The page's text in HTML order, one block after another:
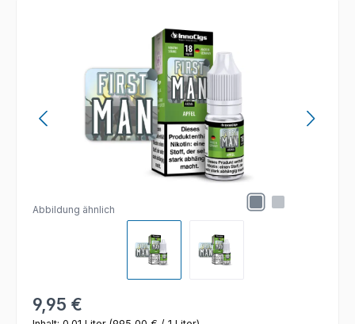
Abbildung ähnlich
Regulärer Preis:
9,95 €